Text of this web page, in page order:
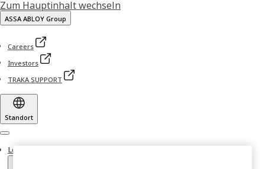
Zum Hauptinhalt wechseln
ASSA ABLOY Group
Careers
Investors
TRAKA SUPPORT
Standort
Menu
Lösungen